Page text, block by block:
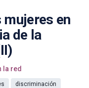
mujeres en
de la
la red
discriminación